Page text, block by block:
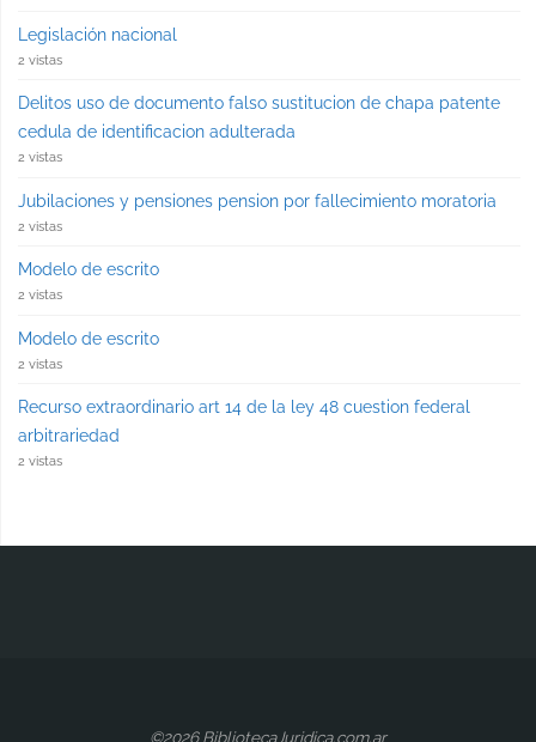
Legislación nacional
2 vistas
Delitos uso de documento falso sustitucion de chapa patente
cedula de identificacion adulterada
2 vistas
Jubilaciones y pensiones pension por fallecimiento moratoria
2 vistas
Modelo de escrito
2 vistas
Modelo de escrito
2 vistas
Recurso extraordinario art 14 de la ley 48 cuestion federal
arbitrariedad
2 vistas
©2026 BibliotecaJuridica.com.ar